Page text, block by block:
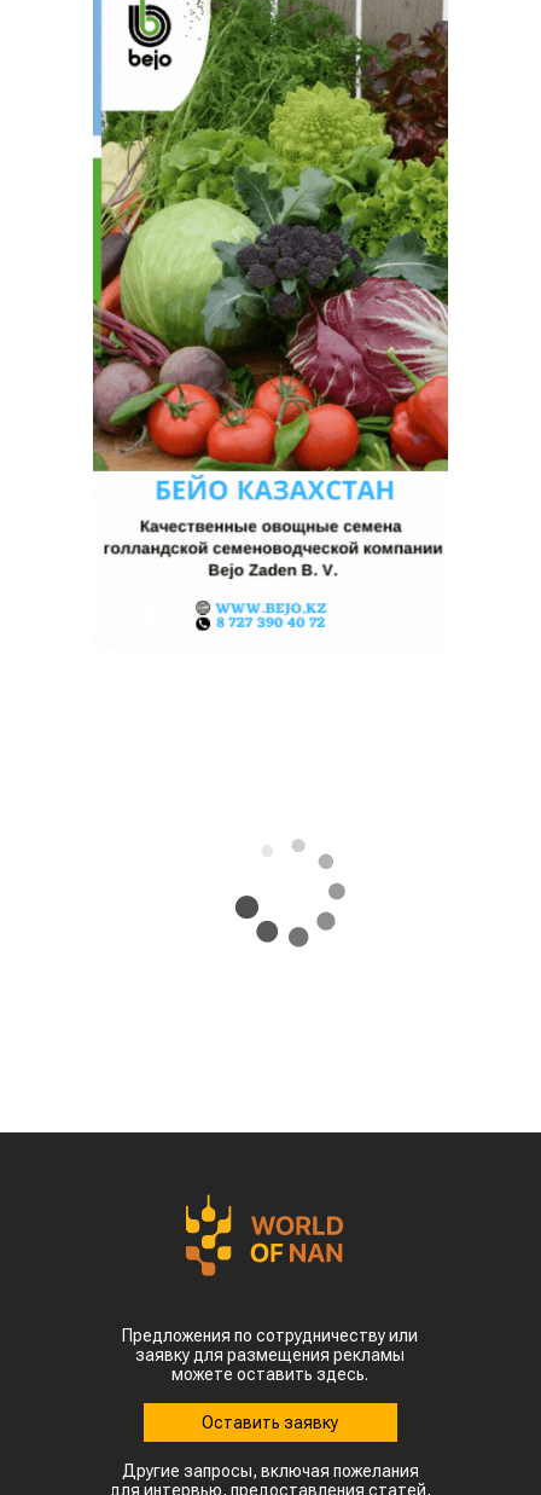
Предложения по сотрудничеству или
заявку для размещения рекламы
можете оставить здесь.
Оставить заявку
Другие запросы, включая пожелания
для интервью, предоставления статей,